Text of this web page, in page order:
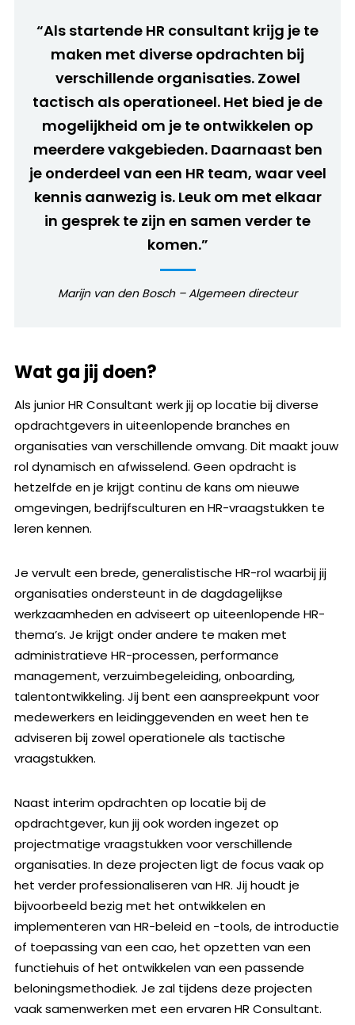
“Als startende HR consultant krijg je te
maken met diverse opdrachten bij
verschillende organisaties. Zowel
tactisch als operationeel. Het bied je de
mogelijkheid om je te ontwikkelen op
meerdere vakgebieden. Daarnaast ben
je onderdeel van een HR team, waar veel
kennis aanwezig is. Leuk om met elkaar
in gesprek te zijn en samen verder te
komen.”
Marijn van den Bosch – Algemeen directeur
Wat ga jij doen?
Als junior HR Consultant werk jij op locatie bij diverse
opdrachtgevers in uiteenlopende branches en
organisaties van verschillende omvang. Dit maakt jouw
rol dynamisch en afwisselend. Geen opdracht is
hetzelfde en je krijgt continu de kans om nieuwe
omgevingen, bedrijfsculturen en HR-vraagstukken te
leren kennen.
Je vervult een brede, generalistische HR-rol waarbij jij
organisaties ondersteunt in de dagdagelijkse
werkzaamheden en adviseert op uiteenlopende HR-
thema’s. Je krijgt onder andere te maken met
administratieve HR-processen, performance
management, verzuimbegeleiding, onboarding,
talentontwikkeling. Jij bent een aanspreekpunt voor
medewerkers en leidinggevenden en weet hen te
adviseren bij zowel operationele als tactische
vraagstukken.
Naast interim opdrachten op locatie bij de
opdrachtgever, kun jij ook worden ingezet op
projectmatige vraagstukken voor verschillende
organisaties. In deze projecten ligt de focus vaak op
het verder professionaliseren van HR. Jij houdt je
bijvoorbeeld bezig met het ontwikkelen en
implementeren van HR-beleid en -tools, de introductie
of toepassing van een cao, het opzetten van een
functiehuis of het ontwikkelen van een passende
beloningsmethodiek. Je zal tijdens deze projecten
vaak samenwerken met een ervaren HR Consultant.